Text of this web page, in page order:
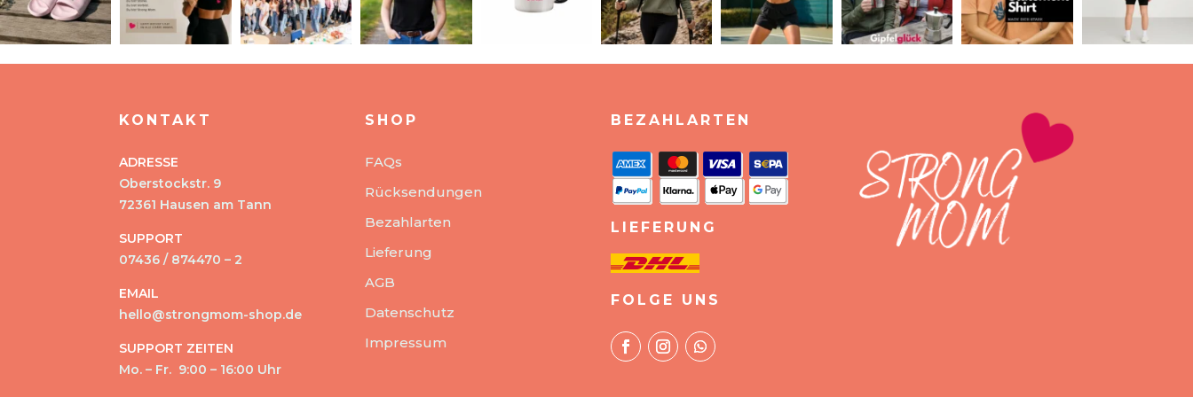
KONTAKT
ADRESSE
Oberstockstr. 9
72361 Hausen am Tann
SUPPORT
07436 / 874470 – 2
EMAIL
hello@strongmom-shop.de
SUPPORT ZEITEN
Mo. – Fr. 9:00 – 16:00 Uhr
SHOP
FAQs
Rücksendungen
Bezahlarten
Lieferung
AGB
Datenschutz
Impressum
BEZAHLARTEN
LIEFERUNG
FOLGE UNS